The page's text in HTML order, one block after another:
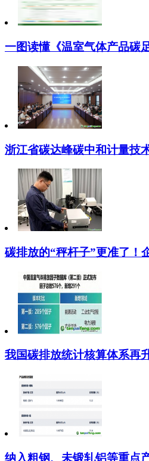
一图读懂《温室气体产品碳
浙江省碳达峰碳中和计量技
碳排放的“秤杆子”更准了！
我国碳排放统计核算体系再
纳入粗钢、未锻轧铝等重点